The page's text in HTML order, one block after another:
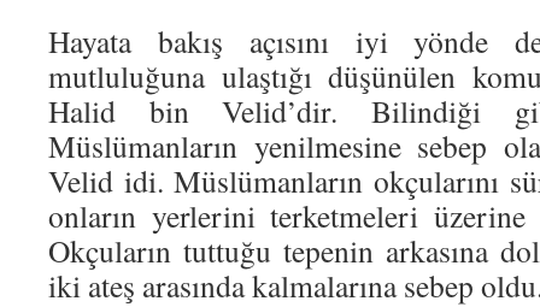
Hayata bakış açısını iyi yönde
mutluluğuna ulaştığı düşünülen
Halid bin Velid’dir. Bilindiği
Müslümanların yenilmesine sebep
Velid idi. Müslümanların okçularını
onların yerlerini terketmeleri üzerine
Okçuların tuttuğu tepenin arkasına
iki ateş arasında kalmalarına sebep